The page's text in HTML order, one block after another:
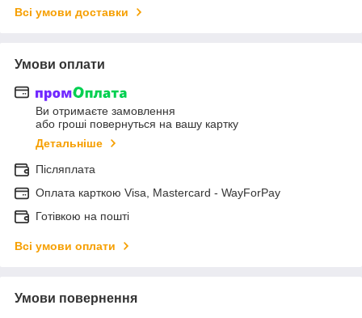
Всі умови доставки
Умови оплати
Ви отримаєте замовлення
або гроші повернуться на вашу картку
Детальніше
Післяплата
Оплата карткою Visa, Mastercard - WayForPay
Готівкою на пошті
Всі умови оплати
Умови повернення